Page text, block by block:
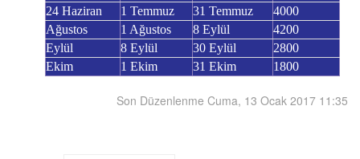
24 Haziran
1 Temmuz 31 Temmuz
4000
Ağustos
1 Ağustos 8 Eylül
4200
Eylül
8 Eylül 30 Eylül
2800
Ekim
1 Ekim 31 Ekim 1800
Son Düzenlenme Cuma, 13 Ocak 2017 11:35